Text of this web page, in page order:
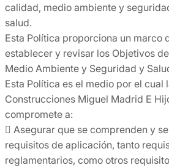
calidad, medio ambiente y
salud.
Esta Política proporciona un marco
establecer y revisar los Objetivos
Medio Ambiente y Seguridad y
Esta Política es el medio por el cual
Construcciones Miguel Madrid E
compromete a:
 Asegurar que se comprenden y
requisitos de aplicación, tanto
reglamentarios, como otros